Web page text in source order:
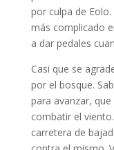
por culpa de Eolo.
más complicado
a dar pedales
Casi que se
por el bosque.
para avanzar,
combatir el
carretera de